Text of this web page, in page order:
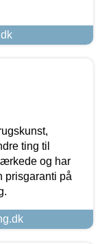
ting til
og har
prisgaranti på